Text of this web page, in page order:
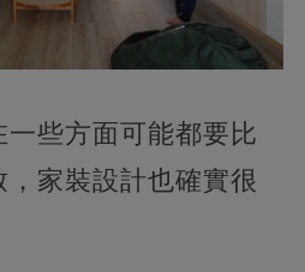
些方面可能都要比
家裝設計也確實很